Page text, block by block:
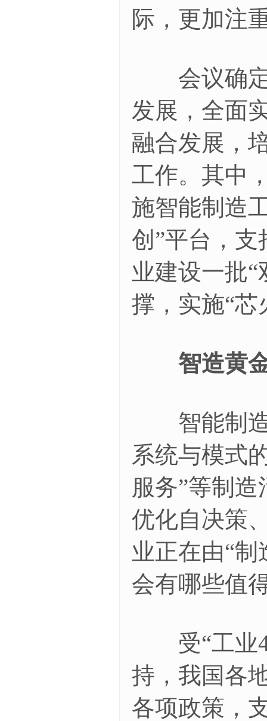
际，更加注
会议确定
发展，全面
融合发展，
工作。其中
施智能制造
创”平台，
业建设一批
撑，实施“
智造黄金
智能制造
系统与模式
服务”等制
优化自决策
业正在由“制
会有哪些值
受“工业
持，我国各
各项政策，